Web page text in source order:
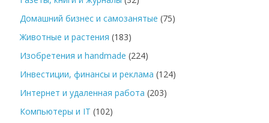
Домашний бизнес и самозанятые (75)
Животные и растения (183)
Изобретения и handmade (224)
Инвестиции, финансы и реклама (124)
Интернет и удаленная работа (203)
Компьютеры и IT (102)